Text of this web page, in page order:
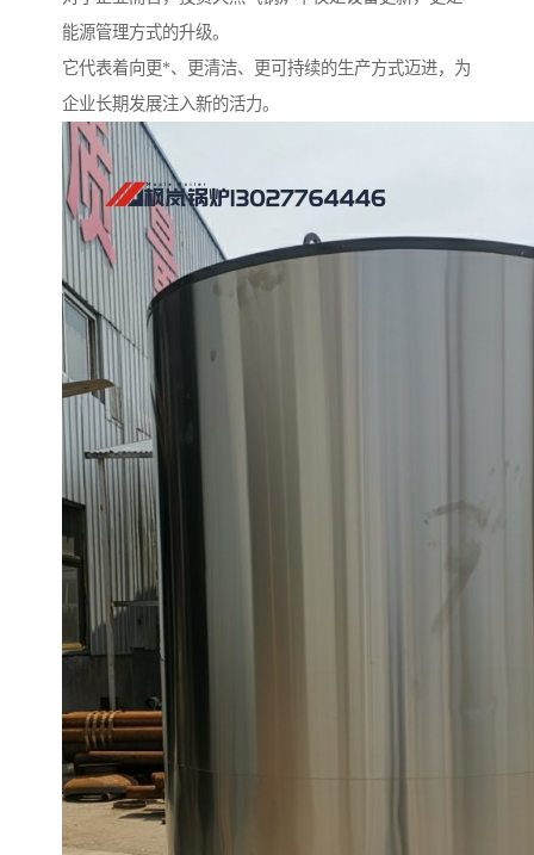
能源管理方式的升级。
它代表着向更*、更清洁、更可持续的生产方式迈进，为
企业长期发展注入新的活力。